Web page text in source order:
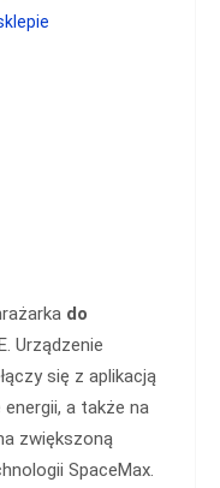
do
Urządzenie
się z aplikacją
a także na
zwiększoną
SpaceMax.